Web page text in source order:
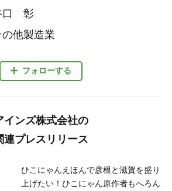
フォローする
口 彰
の他製造業
インズ株式会社の
連プレスリリース
ひこにゃんえほんで彦根と滋賀を盛り
上げたい！ひこにゃん原作者もへろん